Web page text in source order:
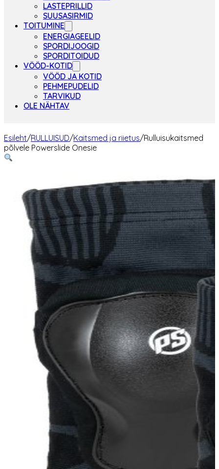
LASTEPRILLID
SUUSASIRMID
TOITUMINE
ENERGIAGEELID
SPORDIJOOGID
SPORDITOIDUD
VÖÖD-KOTID
VÖÖD JA KOTID
PEHMEPUDELID
TARVIKUD
OLE NÄHTAV
Esileht/RULLUISUD/Kaitsmed ja riietus/Rulluisukaitsmed
põlvele Powerslide Onesie